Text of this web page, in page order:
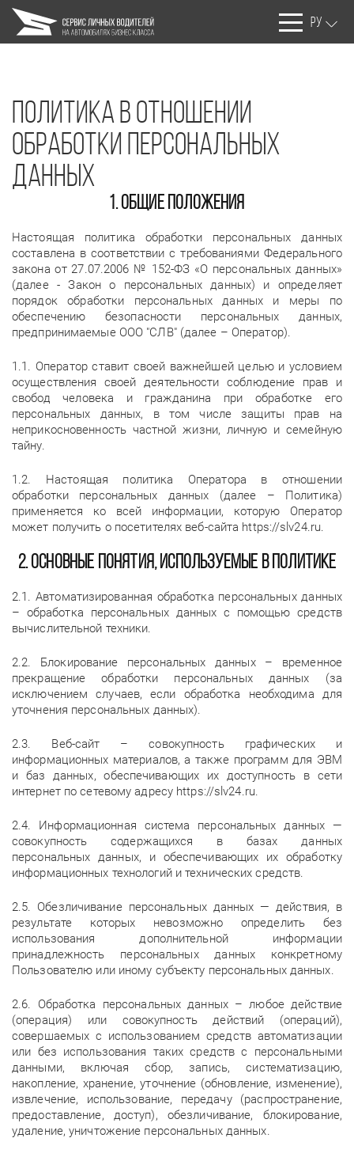
РУ
Политика в отношении
обработки персональных
данных
1. Общие положения
Настоящая политика обработки персональных данных
составлена в соответствии с требованиями Федерального
закона от 27.07.2006 № 152-ФЗ «О персональных данных»
(далее - Закон о персональных данных) и определяет
порядок обработки персональных данных и меры по
обеспечению безопасности персональных данных,
предпринимаемые ООО "СЛВ" (далее – Оператор).
1.1. Оператор ставит своей важнейшей целью и условием
осуществления своей деятельности соблюдение прав и
свобод человека и гражданина при обработке его
персональных данных, в том числе защиты прав на
неприкосновенность частной жизни, личную и семейную
тайну.
1.2. Настоящая политика Оператора в отношении
обработки персональных данных (далее – Политика)
применяется ко всей информации, которую Оператор
может получить о посетителях веб-сайта https://slv24.ru.
2. Основные понятия, используемые в Политике
2.1. Автоматизированная обработка персональных данных
– обработка персональных данных с помощью средств
вычислительной техники.
2.2. Блокирование персональных данных – временное
прекращение обработки персональных данных (за
исключением случаев, если обработка необходима для
уточнения персональных данных).
2.3. Веб-сайт – совокупность графических и
информационных материалов, а также программ для ЭВМ
и баз данных, обеспечивающих их доступность в сети
интернет по сетевому адресу https://slv24.ru.
2.4. Информационная система персональных данных —
совокупность содержащихся в базах данных
персональных данных, и обеспечивающих их обработку
информационных технологий и технических средств.
2.5. Обезличивание персональных данных — действия, в
результате которых невозможно определить без
использования дополнительной информации
принадлежность персональных данных конкретному
Пользователю или иному субъекту персональных данных.
2.6. Обработка персональных данных – любое действие
(операция) или совокупность действий (операций),
совершаемых с использованием средств автоматизации
или без использования таких средств с персональными
данными, включая сбор, запись, систематизацию,
накопление, хранение, уточнение (обновление, изменение),
извлечение, использование, передачу (распространение,
предоставление, доступ), обезличивание, блокирование,
удаление, уничтожение персональных данных.